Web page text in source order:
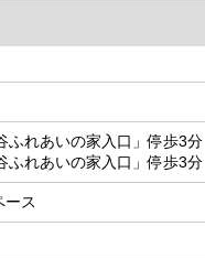
ふれあいの家入口」停歩3分
ふれあいの家入口」停歩3分
ース